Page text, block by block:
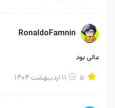
RonaldoFamnin
عالی بود
۱۱ اردیبهشت ۱۴۰۴